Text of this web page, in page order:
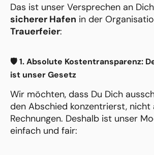
Das ist unser Versprechen an
sicherer Hafen in der
Trauerfeier:
🛡️ 1. Absolute Kostentransparenz:
ist unser Gesetz
Wir möchten, dass Du Dich
den Abschied konzentrierst, nicht
Rechnungen. Deshalb ist unser
einfach und fair: